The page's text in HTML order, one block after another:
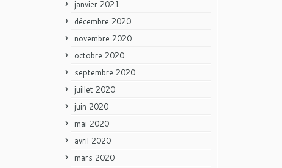
janvier 2021
décembre 2020
novembre 2020
octobre 2020
septembre 2020
juillet 2020
juin 2020
mai 2020
avril 2020
mars 2020